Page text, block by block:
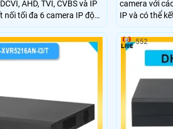
AHD, TVI, CVBS và IP
nối tối đa 6 camera IP độ
hợp AI với AcuPick, bảo vệ
mặt và SMD Plus và hỗ trợ
LAN 10/100 Mbps.
camera với
IP và có thể
phân giải tối
kênh, SMD
phương tiện,
552